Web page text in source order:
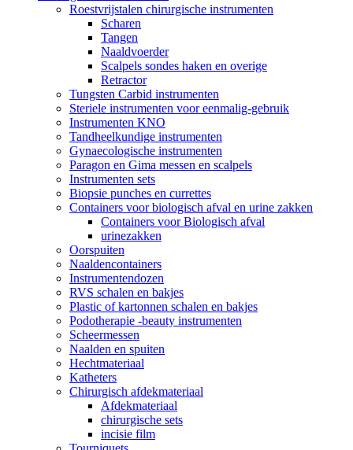
Roestvrijstalen chirurgische instrumenten
Scharen
Tangen
Naaldvoerder
Scalpels sondes haken en overige
Retractor
Tungsten Carbid instrumenten
Steriele instrumenten voor eenmalig-gebruik
Instrumenten KNO
Tandheelkundige instrumenten
Gynaecologische instrumenten
Paragon en Gima messen en scalpels
Instrumenten sets
Biopsie punches en currettes
Containers voor biologisch afval en urine zakken
Containers voor Biologisch afval
urinezakken
Oorspuiten
Naaldencontainers
Instrumentendozen
RVS schalen en bakjes
Plastic of kartonnen schalen en bakjes
Podotherapie -beauty instrumenten
Scheermessen
Naalden en spuiten
Hechtmateriaal
Katheters
Chirurgisch afdekmateriaal
Afdekmateriaal
chirurgische sets
incisie film